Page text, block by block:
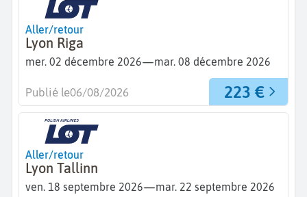
Aller/retour
Lyon Riga
mer. 02 décembre 2026—mar. 08 décembre 2026
223 €
Publié le06/08/2026
Aller/retour
Lyon Tallinn
ven. 18 septembre 2026—mar. 22 septembre 2026